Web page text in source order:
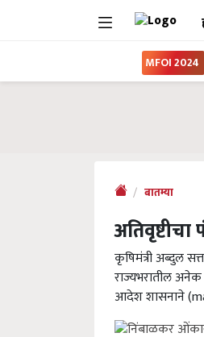
MFOI 2024
बातम्या
कृषिमंत्री अब्दुल
राज्यभरातील
आदेश शासनाने